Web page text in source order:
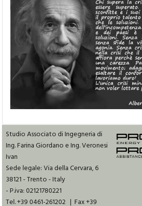
Studio Associato di Ingegneria di
Ing. Farina Giordano e Ing. Veronesi
Ivan
Sede legale: Via della Cervara, 6
38121 - Trento - Italy
- P.iva: 02121780221
Tel. +39 0461-261202 | Fax +39